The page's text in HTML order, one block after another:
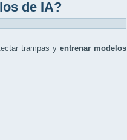
de IA?
trampas y entrenar modelos